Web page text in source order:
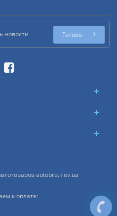
Готово
autobro.kiev.ua
к оплате: